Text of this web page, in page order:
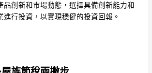
品創新和市場動態，選擇具備創新能力和
進行投資，以實現穩健的投資回報。